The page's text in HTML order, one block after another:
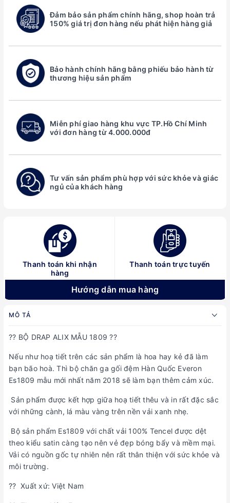
Đảm bảo sản phẩm chính hãng, shop hoàn trả
150% giá trị đơn hàng nếu phát hiện hàng giả
Bảo hành chính hãng bằng phiếu bảo hành từ
thương hiệu sản phẩm
Miễn phí giao hàng khu vực TP.Hồ Chí Minh
với đơn hàng từ 4.000.000đ
Tư vấn sản phẩm phù hợp với sức khỏe và giác
ngủ của khách hàng
Thanh toán khi nhận
hàng
Thanh toán trực tuyến
Hướng dẫn mua hàng
MÔ TẢ
?? BỘ DRAP ALIX MẪU 1809 ??
Nếu như hoạ tiết trên các sản phẩm là hoa hay kẻ đã làm
bạn bão hoà. Thì bộ chăn ga gối đệm Hàn Quốc Everon
Es1809 mẫu mới nhất năm 2018 sẽ làm bạn thêm cảm xúc.
Sản phẩm được kết hợp giữa hoạ tiết thêu và in rất đặc sắc
với những cành, lá màu vàng trên nền vải xanh nhẹ.
Bộ sản phẩm Es1809 với chất vải 100% Tencel được dệt
theo kiểu satin càng tạo nên vẻ đẹp bóng bẩy và mềm mại.
Vải có nguồn gốc tự nhiên nên rất thân thiện với sức khỏe và
môi trường.
?? Xuất xứ: Việt Nam